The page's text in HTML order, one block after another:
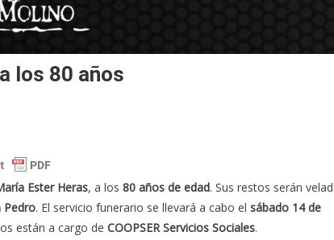
los 80 años
Ester Heras, a los 80 años de edad. Sus restos serán
Pedro. El servicio funerario se llevará a cabo el sábado 14 de
están a cargo de COOPSER Servicios Sociales.